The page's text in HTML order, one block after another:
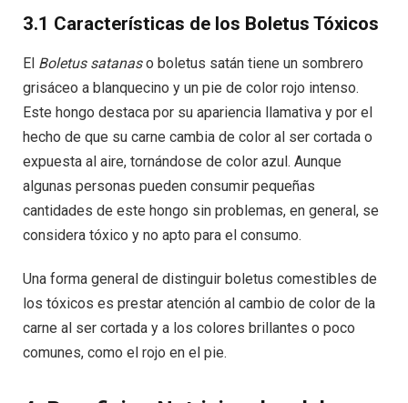
3.1 Características de los Boletus Tóxicos
El Boletus satanaso boletus satán tiene un sombrero
grisáceo a blanquecino y un pie de color rojo intenso.
Este hongo destaca por su apariencia llamativa y por el
hecho de que su carne cambia de color al ser cortada o
expuesta al aire, tornándose de color azul. Aunque
algunas personas pueden consumir pequeñas
cantidades de este hongo sin problemas, en general, se
considera tóxico y no apto para el consumo.
Una forma general de distinguir boletus comestibles de
los tóxicos es prestar atención al cambio de color de la
carne al ser cortada y a los colores brillantes o poco
comunes, como el rojo en el pie.